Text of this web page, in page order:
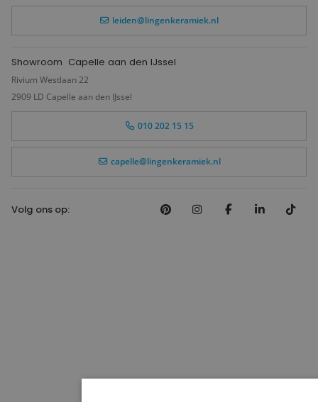
leiden@lingenkeramiek.nl
Showroom Capelle aan den IJssel
Rivium Westlaan 22
2909 LD Capelle aan den IJssel
010 202 15 15
capelle@lingenkeramiek.nl
Volg ons op: